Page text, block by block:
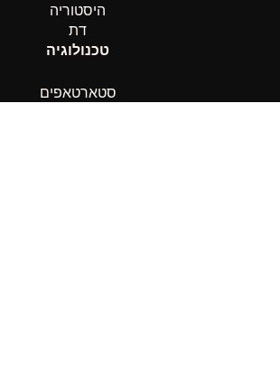
היסטוריה
דת
טכנולוגיה
סטארטאפים